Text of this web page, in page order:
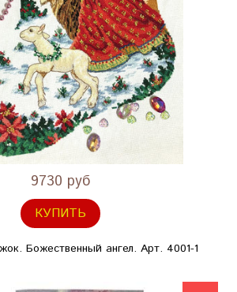
9730 руб
КУПИТЬ
Божественный ангел. Арт. 4001-1